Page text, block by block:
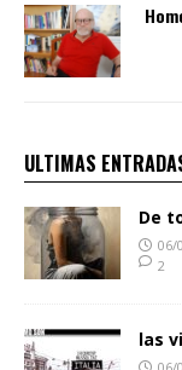
ULTIMAS
De
06/
2
las